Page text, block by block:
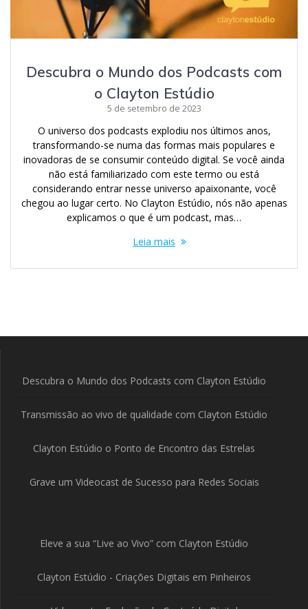
Descubra o Mundo dos Podcasts com
o Clayton Estúdio
5 de setembro de 2023
O universo dos podcasts explodiu nos últimos anos,
transformando-se numa das formas mais populares e
inovadoras de se consumir conteúdo digital. Se você ainda
não está familiarizado com este termo ou está
considerando entrar nesse universo apaixonante, você
chegou ao lugar certo. No Clayton Estúdio, nós não apenas
explicamos o que é um podcast, mas…
Leia mais
Descubra o Mundo dos Podcasts com Clayton Estúdio
Transmissão ao vivo de qualidade com Clayton Estúdio
Clayton Estúdio o Ponto de Encontro das Estrelas
Grave um Videocast de Sucesso para Redes Sociais
Eleve a sua “Live ao Vivo” com Clayton Estúdio
Clayton Estúdio - Criações Digitais em Pinheiros